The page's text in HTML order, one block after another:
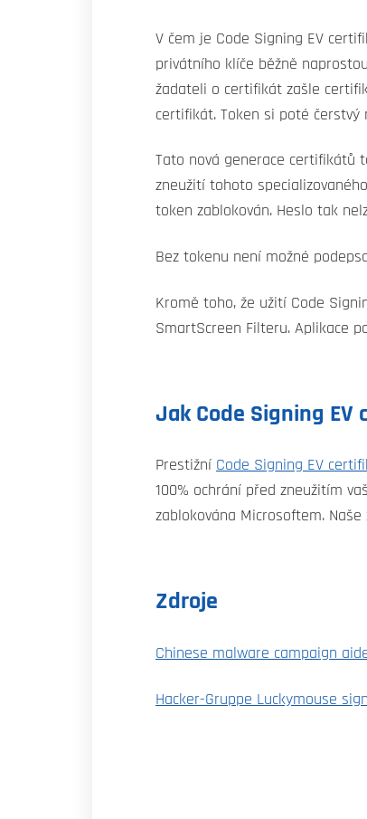
V čem je Code Signing EV
privátního klíče běžně
žadateli o certifikát zašle
certifikát. Token si poté
Tato nová generace certifikátů
zneužití tohoto
token zablokován. Heslo tak
Bez tokenu není možné
Kromě toho, že užití Code
SmartScreen Filteru. Aplikace
Jak Code Signing
Prestižní Code Signing EV
100% ochrání před zneužitím
zablokována Microsoftem.
Zdroje
Chinese malware campaign
Hacker-Gruppe Luckymouse